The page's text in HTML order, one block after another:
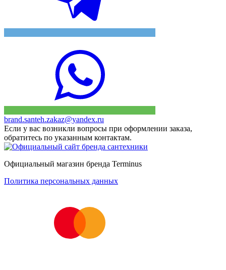
brand.santeh.zakaz@yandex.ru
Если у вас возникли вопросы при оформлении заказа,
обратитесь по указанным контактам.
Официальный магазин бренда Terminus
Политика персональных данных